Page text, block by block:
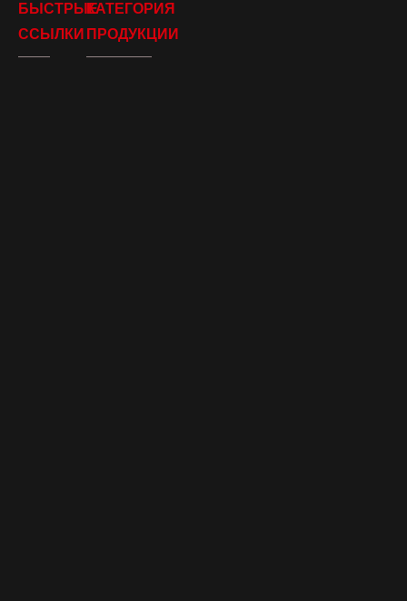
БЫСТРЫЕ
ССЫЛКИ
КАТЕГОРИЯ
ПРОДУКЦИИ